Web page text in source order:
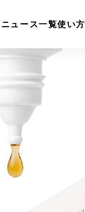
ニュース一覧使い方